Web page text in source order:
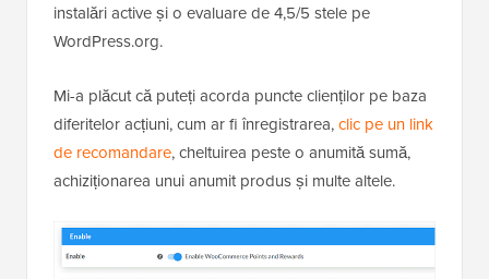
instalări active și o evaluare de 4,5/5 stele pe
WordPress.org.
Mi-a plăcut că puteți acorda puncte clienților pe baza
diferitelor acțiuni, cum ar fi înregistrarea,clic pe un link
de recomandare, cheltuirea peste o anumită sumă,
achiziționarea unui anumit produs și multe altele.